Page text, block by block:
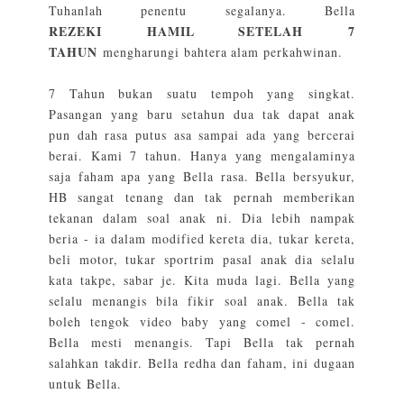
Tuhanlah penentu segalanya. Bella
REZEKI HAMIL SETELAH 7
TAHUN mengharungi bahtera alam perkahwinan.
7 Tahun bukan suatu tempoh yang singkat.
Pasangan yang baru setahun dua tak dapat anak
pun dah rasa putus asa sampai ada yang bercerai
berai. Kami 7 tahun. Hanya yang mengalaminya
saja faham apa yang Bella rasa. Bella bersyukur,
HB sangat tenang dan tak pernah memberikan
tekanan dalam soal anak ni. Dia lebih nampak
beria - ia dalam modified kereta dia, tukar kereta,
beli motor, tukar sportrim pasal anak dia selalu
kata takpe, sabar je. Kita muda lagi. Bella yang
selalu menangis bila fikir soal anak. Bella tak
boleh tengok video baby yang comel - comel.
Bella mesti menangis. Tapi Bella tak pernah
salahkan takdir. Bella redha dan faham, ini dugaan
untuk Bella.